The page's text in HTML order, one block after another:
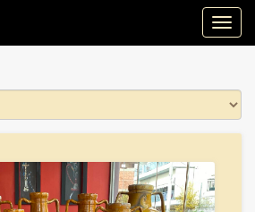
Toggle